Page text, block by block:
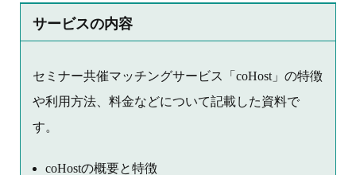
サービスの内容
セミナー共催マッチングサービス「coHost」の特徴
や利用方法、料金などについて記載した資料で
す。
coHostの概要と特徴